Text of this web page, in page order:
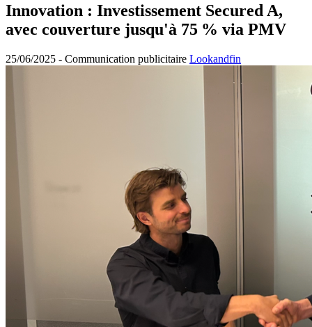
Innovation : Investissement Secured A,
avec couverture jusqu'à 75 % via PMV
25/06/2025 - Communication publicitaire Lookandfin